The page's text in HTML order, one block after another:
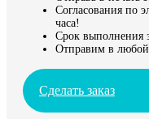
Согласования по
часа!
Срок выполнения
Отправим в
Сделать заказ